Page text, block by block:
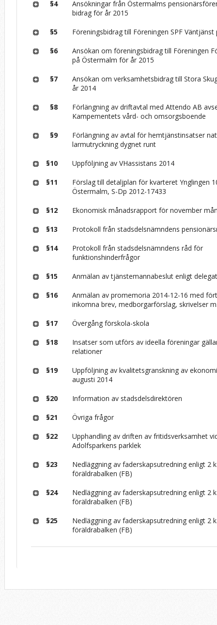
§4
Ansökningar från Östermalms
bidrag för år 2015
§5 Föreningsbidrag till Föreningen SPF
§6
Ansökan om föreningsbidrag till Föreningen
på Östermalm för år 2015
§7
Ansökan om verksamhetsbidrag till Stora
år 2014
§8
Förlängning av driftavtal med Attendo AB
Kampementets vård- och omsorgsboende
§9
Förlängning av avtal för hemtjänstinsatser
larmutryckning dygnet runt
§10 Uppföljning av VHassistans 2014
§11
Förslag till detaljplan för kvarteret Ynglingen
Östermalm, S-Dp 2012-17433
§12 Ekonomisk månadsrapport för november
§13 Protokoll från stadsdelsnämndens
§14
Protokoll från stadsdelsnämndens råd för
funktionshinderfrågor
§15 Anmälan av tjänstemannabeslut enligt
§16
Anmälan av promemoria 2014-12-16 med
inkomna brev, medborgarförslag, skrivelser
§17 Övergång förskola-skola
§18
Insatser som utförs av ideella föreningar
relationer
§19
Uppföljning av kvalitetsgranskning av
augusti 2014
§20 Information av stadsdelsdirektören
§21 Övriga frågor
§22
Upphandling av driften av fritidsverksamhet
Adolfsparkens parklek
§23
Nedläggning av faderskapsutredning enligt 2
föräldrabalken (FB)
§24
Nedläggning av faderskapsutredning enligt 2
föräldrabalken (FB)
§25
Nedläggning av faderskapsutredning enligt 2
föräldrabalken (FB)